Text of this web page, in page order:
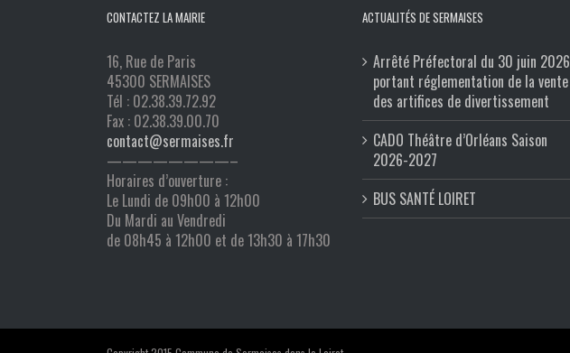
CONTACTEZ LA MAIRIE
16, Rue de Paris
45300 SERMAISES
Tél : 02.38.39.72.92
Fax : 02.38.39.00.70
contact@sermaises.fr
————————–
Horaires d’ouverture :
Le Lundi de 09h00 à 12h00
Du Mardi au Vendredi
de 08h45 à 12h00 et de 13h30 à 17h30
ACTUALITÉS DE SERMAISES
Arrêté Préfectoral du 30 juin 2026
portant réglementation de la vente
des artifices de divertissement
CADO Théâtre d’Orléans Saison
2026-2027
BUS SANTÉ LOIRET